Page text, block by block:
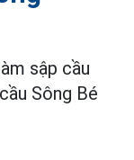
sập cầu
Sông Bé